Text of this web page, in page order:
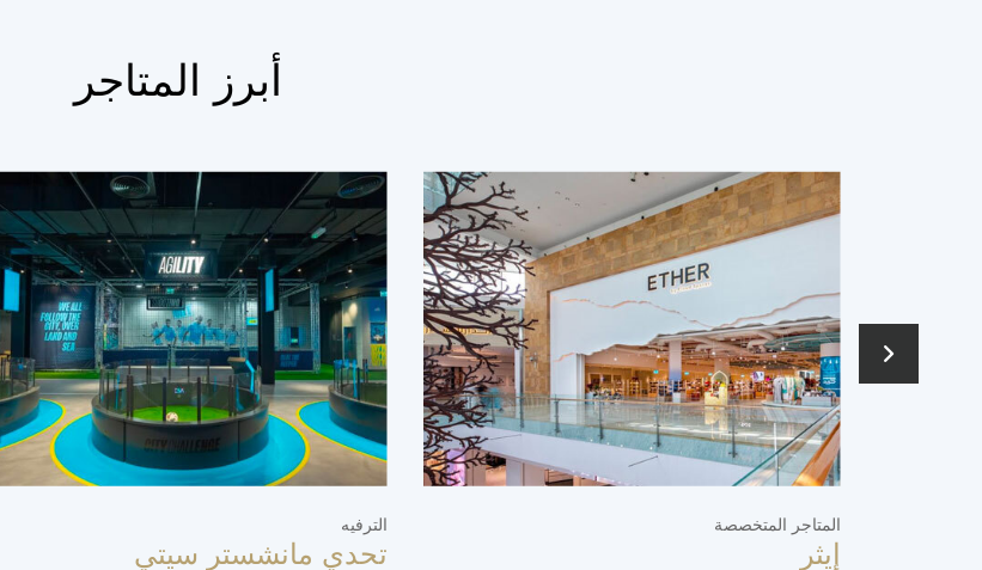
أبرز المتاجر
الترفيه
تحدي مانشستر سيتي
المتاجر المتخصصة
إيثر